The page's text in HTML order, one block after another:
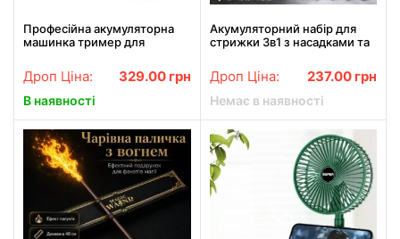
Професійна акумуляторна
машинка тример для
3 знімні насадки
Дроп Ціна: 329.00 грн
В наявності
Акумуляторний набір для
стрижки 3в1 з насадками та
3W
Дроп Ціна: 237.00 грн
Немає в наявності